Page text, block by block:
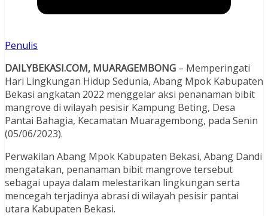
Penulis
DAILYBEKASI.COM, MUARAGEMBONG – Memperingati
Hari Lingkungan Hidup Sedunia, Abang Mpok Kabupaten
Bekasi angkatan 2022 menggelar aksi penanaman bibit
mangrove di wilayah pesisir Kampung Beting, Desa
Pantai Bahagia, Kecamatan Muaragembong, pada Senin
(05/06/2023).
Perwakilan Abang Mpok Kabupaten Bekasi, Abang Dandi
mengatakan, penanaman bibit mangrove tersebut
sebagai upaya dalam melestarikan lingkungan serta
mencegah terjadinya abrasi di wilayah pesisir pantai
utara Kabupaten Bekasi.